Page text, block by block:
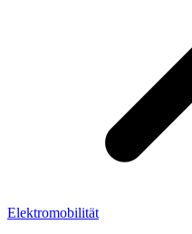
Elektromobilität